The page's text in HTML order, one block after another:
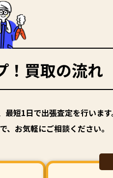
！買取の流れ
最短1日で出張査定を行います
、お気軽にご相談ください。